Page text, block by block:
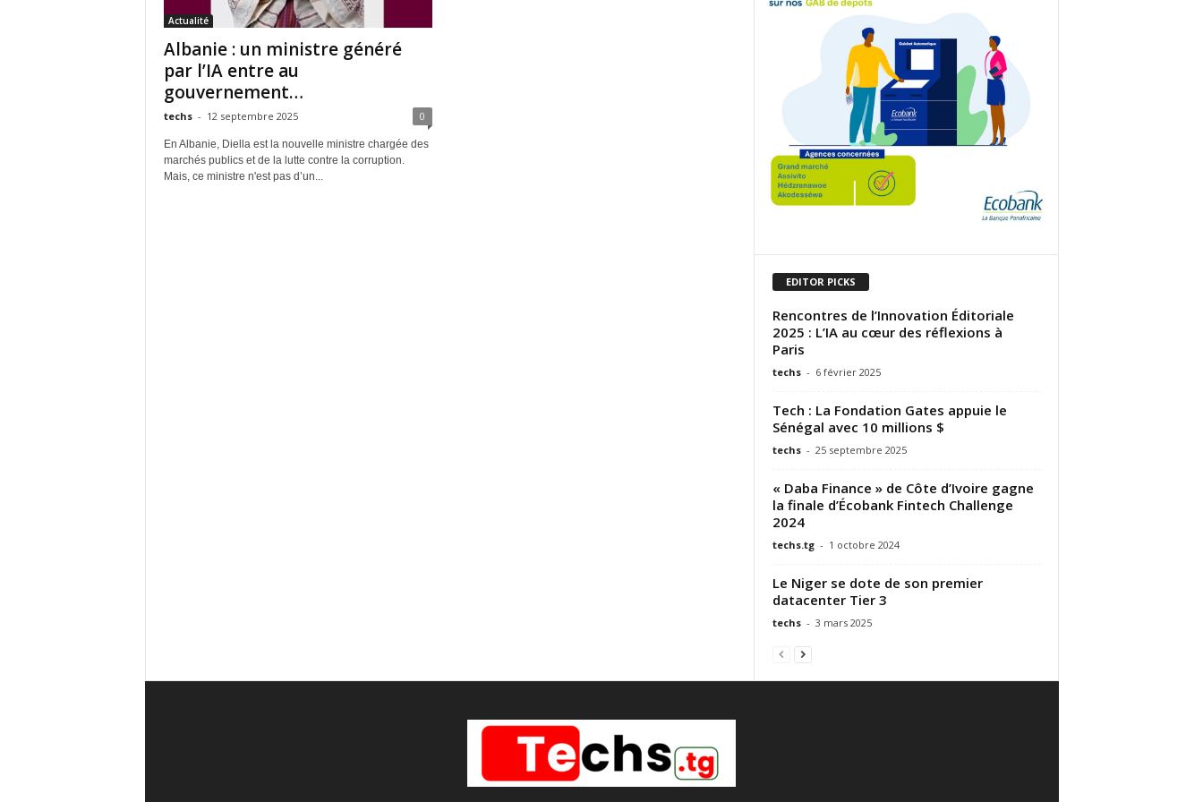
Actualité
Albanie : un ministre généré
par l’IA entre au
gouvernement…
techs - 12 septembre 2025 0
En Albanie, Diella est la nouvelle ministre chargée des
marchés publics et de la lutte contre la corruption.
Mais, ce ministre n'est pas d’un...
EDITOR PICKS
Rencontres de l’Innovation Éditoriale
2025 : L’IA au cœur des réflexions à
Paris
techs - 6 février 2025
Tech : La Fondation Gates appuie le
Sénégal avec 10 millions $
techs - 25 septembre 2025
« Daba Finance » de Côte d’Ivoire gagne
la finale d’Écobank Fintech Challenge
2024
techs.tg - 1 octobre 2024
Le Niger se dote de son premier
datacenter Tier 3
techs - 3 mars 2025